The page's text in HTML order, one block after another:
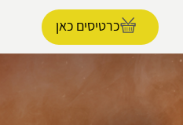
כרטיסים כאן